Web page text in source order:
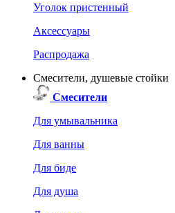
Уголок пристенный
Аксессуары
Распродажа
Смесители, душевые стойки
Смесители
Для умывальника
Для ванны
Для биде
Для душа